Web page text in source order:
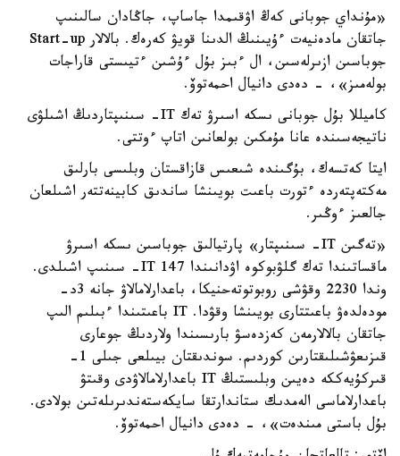
«مۇنداي جوبانى كەڭ اۋقىمدا جاساپ، جاڭادان سالىنىپ
جاتقان مادەنيەت ءۇيىنىڭ الدىنا قويۋ كەرەك. بالالار Start-up
جوباسىن ازىرلەسىن، ال ءبىز بۇل ءۇشىن ءتيىستى قاراجات
بولەمىز»، - دەدى دانيال احمەتوۆ.
كاميللا بۇل جوبانى ىسكە اسىرۋ تەك IT- سىنىپتاردىڭ اشىلۋى
ناتيجەسىندە عانا مۇمكىن بولعانىن اتاپ ءوتتى.
ايتا كەتسەك، بۇگىندە شىعىس قازاقستان وبلىسى بارلىق
مەكتەپتەردە ءتورت باعىت بويىنشا ساندىق كابينەتتەر اشىلعان
جالعىز ءوڭىر.
«تەگىن IT- سىنىپتار» پارتيالىق جوباسىن ىسكە اسىرۋ
ماقساتىندا تەك گلۋبوكوە اۋدانىندا 147 IT- سىنىپ اشىلدى.
وندا 2230 وقۋشى روبوتوتەحنيكا، باعدارلامالاۋ جانە 3د-
مودەلدەۋ باعىتتارى بويىنشا وقۋدا. IT باعىتىندا ءبىلىم الىپ
جاتقان بالالارمەن كەزدەسۋ بارىسىندا ولاردىڭ جوعارى
قىزىعۋشىلىقتارىن كوردىم. سوندىقتان بيىلعى جىلى 1-
قىركۇيەككە دەيىن وبلىستىڭ IT باعدارلامالاۋدى وقىتۋ
باعدارلاماسى الەمدىك ستاندارتقا سايكەستەندىرىلەتىن بولادى.
بۇل باستى مىندەت»، - دەدى دانيال احمەتوۆ.